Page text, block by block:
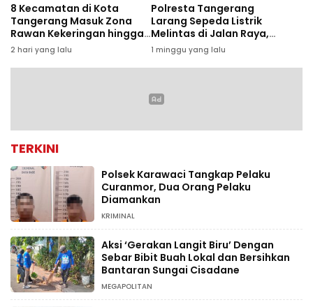
8 Kecamatan di Kota
Tangerang Masuk Zona
Rawan Kekeringan hingga
September 2026
2 hari yang lalu
Polresta Tangerang
Larang Sepeda Listrik
Melintas di Jalan Raya,
Pelanggar Bakal
Ditertibkan
1 minggu yang lalu
TERKINI
Polsek Karawaci Tangkap Pelaku
Curanmor, Dua Orang Pelaku
Diamankan
KRIMINAL
Aksi ‘Gerakan Langit Biru’ Dengan
Sebar Bibit Buah Lokal dan Bersihkan
Bantaran Sungai Cisadane
MEGAPOLITAN